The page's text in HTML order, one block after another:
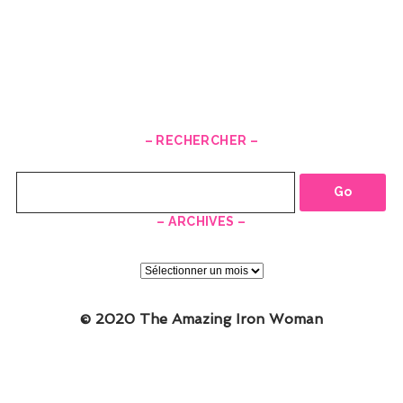
– RECHERCHER –
– ARCHIVES –
ARCHIVES
© 2020 The Amazing Iron Woman